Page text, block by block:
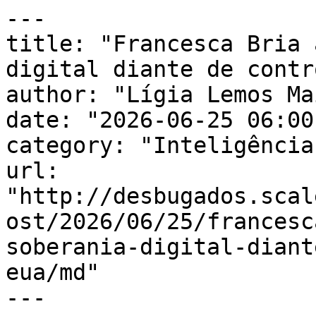
---
title: "Francesca Bria
digital diante de
author: "Lígia Lemos
date: "2026-06-25
category:
url:
"http://
ost/2026/06/25/
soberania-digital-
eua/md"
---